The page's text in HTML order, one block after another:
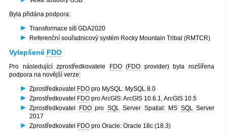
Byla přidána podpora:
Transformace sítí GDA2020
Referenční souřadnicový systém Rocky Mountain Tribal (RMTCR)
Vylepšené FDO
Pro následující zprostředkovatele FDO(FDO provider) byla rozšířena
podpora na novější verze:
Zprostředkovatel FDO pro MySQL: MySQL 8.0
Zprostředkovatel FDO pro ArcGIS: ArcGIS 10.6.1, ArcGIS 10.5
Zprostředkovatel
FDOpro SQL Server Spatial: MS SQL
Server
2017
Zprostředkovatel FDO pro Oracle: Oracle 18c (18.3)